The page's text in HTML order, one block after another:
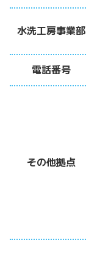
水洗工房事業部
電話番号
その他拠点